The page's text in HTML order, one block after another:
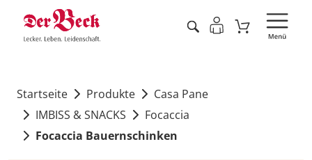
Startseite Produkte
Casa Pane
IMBISS & SNACKS
Focaccia
Focaccia Bauernschinken